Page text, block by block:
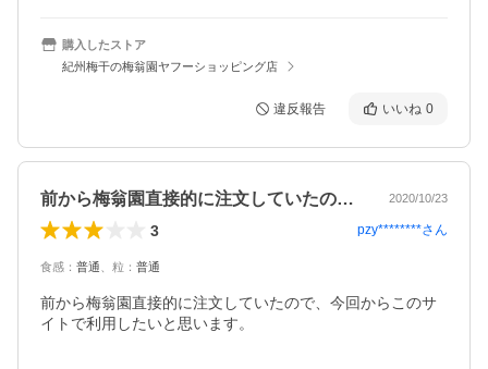
購入したストア
紀州梅干の梅翁園ヤフーショッピング店
違反報告 いいね 0
前から梅翁園直接的に注文していたので、… 2020/10/23
3 pzy********さん
食感 ： 普通 粒 ： 普通
前から梅翁園直接的に注文していたので、今回からこのサ
イトで利用したいと思います。